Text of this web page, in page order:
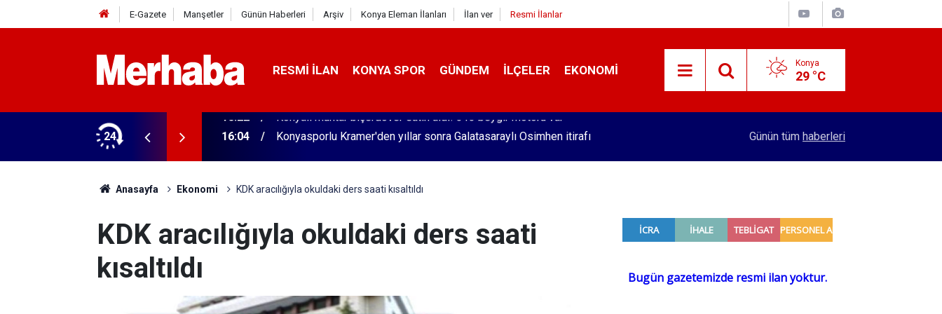
E-Gazete Manşetler Günün Haberleri Arşiv Konya Eleman İlanları İlan ver Resmi İlanlar
RESMI İLAN KONYA SPOR GÜNDEM İLÇELER EKONOMI Konya
29 °C
24
313 beygir motoru var 16:04 Konyasporlu Kramer'den yıllar sonra Galatasaraylı Osimhen itirafı Merkez Bankası rezervleri açıklandı
Günün tüm haberleri
Anasayfa Ekonomi KDK aracılığıyla okuldaki ders saati kısaltıldı
KDK aracılığıyla okuldaki ders saati
kısaltıldı